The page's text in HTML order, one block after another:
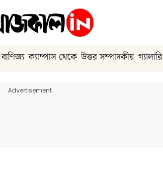
বাণিজ্য ক্যাম্পাস থেকে উত্তর সম্পাদকীয় গ্যালারি
Advertisement